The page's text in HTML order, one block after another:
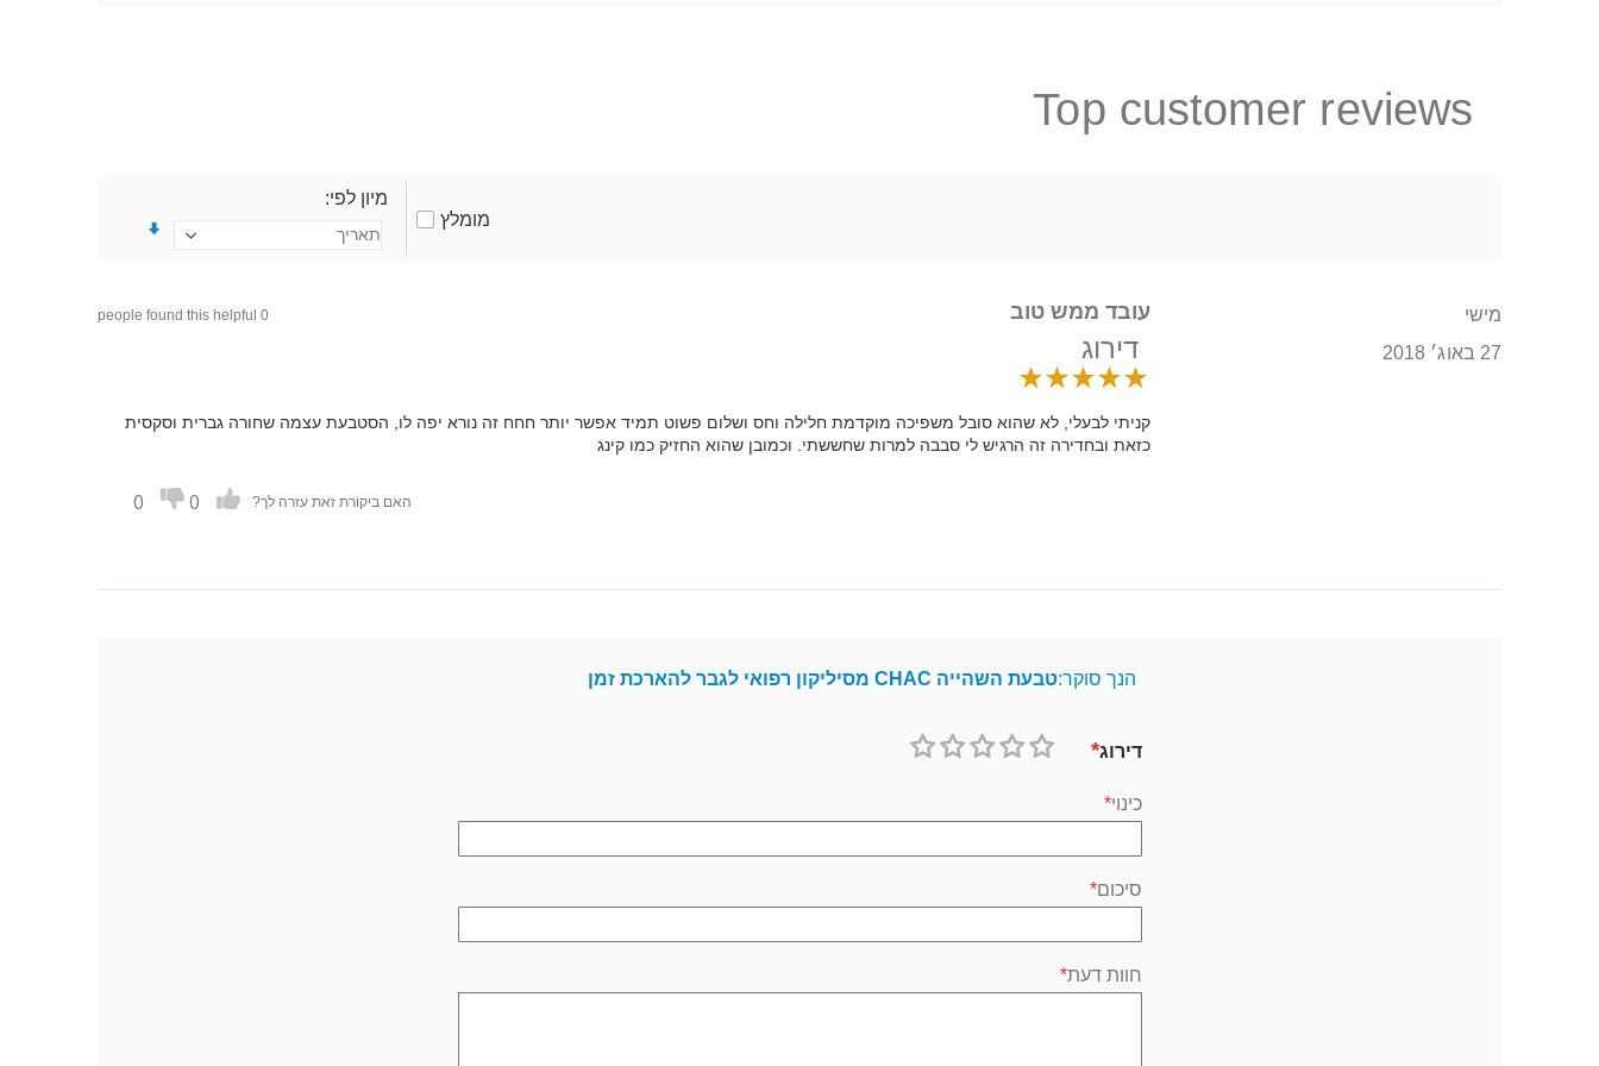
Top customer reviews
מומלץ
מיון לפי
מישי
27 באוג׳ 2018
עובד ממש טוב 0 people found this helpful
דירוג
קניתי לבעלי, לא שהוא סובל משפיכה מוקדמת חלילה וחס ושלום פשוט תמיד אפשר יותר חחח זה נורא יפה לו, הסטבעת עצמה שחורה גברית וסקסית
כזאת ובחדירה זה הרגיש לי סבבה למרות שחששתי. וכמובן שהוא החזיק כמו קינג
האם ביקורת זאת עזרה לך? 0
0
הנך סוקר:טבעת השהייה CHAC מסיליקון רפואי לגבר להארכת זמן
דירוג
כינוי
סיכום
חוות דעת